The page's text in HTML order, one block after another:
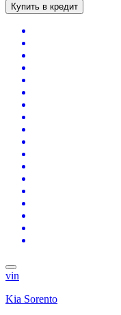
Купить в кредит
vin
Kia Sorento